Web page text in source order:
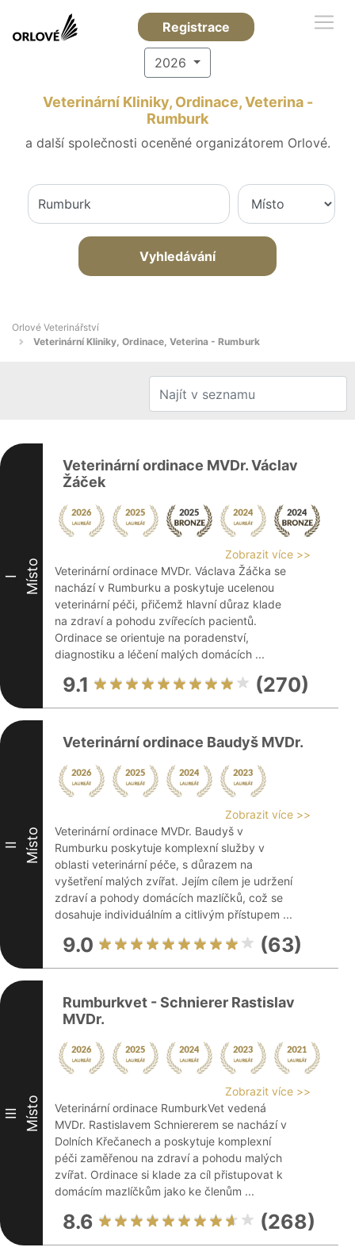
Registrace
2026
Veterinární Kliniky, Ordinace, Veterina -
Rumburk
a další společnosti oceněné organizátorem Orlové.
Vyhledávání
Orlové Veterinářství
Veterinární Kliniky, Ordinace, Veterina - Rumburk
I Místo
Veterinární ordinace MVDr. Václav
Žáček
Zobrazit více >>
Veterinární ordinace MVDr. Václava Žáčka se
nachází v Rumburku a poskytuje ucelenou
veterinární péči, přičemž hlavní důraz klade
na zdraví a pohodu zvířecích pacientů.
Ordinace se orientuje na poradenství,
diagnostiku a léčení malých domácích ...
9.1 (270)
II Místo
Veterinární ordinace Baudyš MVDr.
Zobrazit více >>
Veterinární ordinace MVDr. Baudyš v
Rumburku poskytuje komplexní služby v
oblasti veterinární péče, s důrazem na
vyšetření malých zvířat. Jejím cílem je udržení
zdraví a pohody domácích mazlíčků, což se
dosahuje individuálním a citlivým přístupem ...
9.0 (63)
III Místo
Rumburkvet - Schnierer Rastislav
MVDr.
Zobrazit více >>
Veterinární ordinace RumburkVet vedená
MVDr. Rastislavem Schniererem se nachází v
Dolních Křečanech a poskytuje komplexní
péči zaměřenou na zdraví a pohodu malých
zvířat. Ordinace si klade za cíl přistupovat k
domácím mazlíčkům jako ke členům ...
8.6 (268)